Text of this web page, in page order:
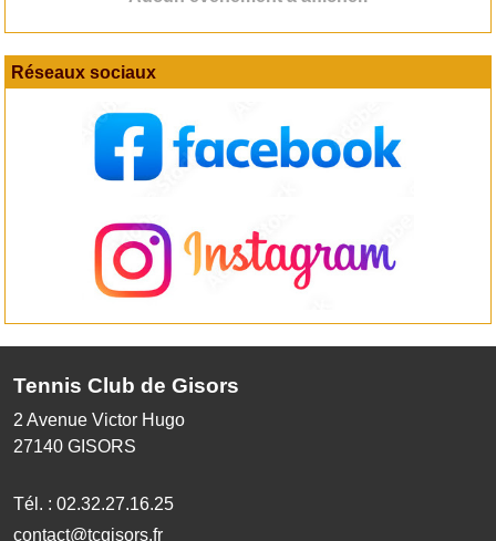
Réseaux sociaux
Tennis Club de Gisors
2 Avenue Victor Hugo
27140 GISORS
Tél. : 02.32.27.16.25
contact@tcgisors.fr